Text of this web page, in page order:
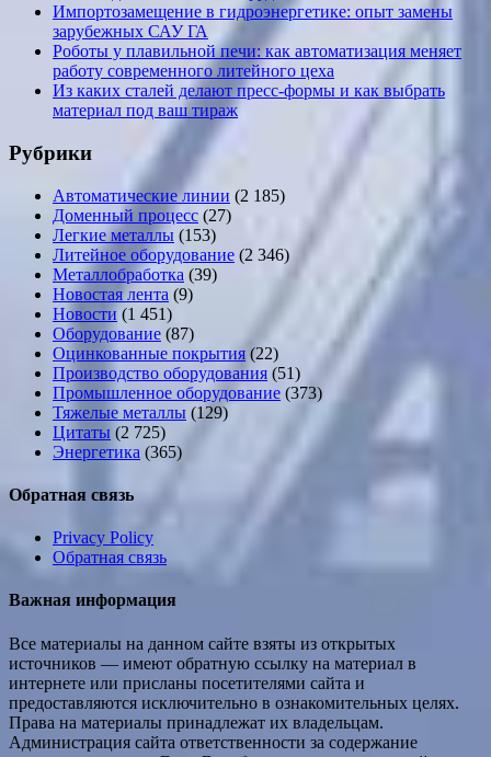
Импортозамещение в гидроэнергетике: опыт замены
зарубежных САУ ГА
Роботы у плавильной печи: как автоматизация меняет
работу современного литейного цеха
Из каких сталей делают пресс-формы и как выбрать
материал под ваш тираж
Рубрики
Автоматические линии (2 185)
Доменный процесс (27)
Легкие металлы (153)
Литейное оборудование (2 346)
Металлобработка (39)
Новостая лента (9)
Новости (1 451)
Оборудование (87)
Оцинкованные покрытия (22)
Производство оборудования (51)
Промышленное оборудование (373)
Тяжелые металлы (129)
Цитаты (2 725)
Энергетика (365)
Обратная связь
Privacy Policy
Обратная связь
Важная информация
Все материалы на данном сайте взяты из открытых
источников — имеют обратную ссылку на материал в
интернете или присланы посетителями сайта и
предоставляются исключительно в ознакомительных целях.
Права на материалы принадлежат их владельцам.
Администрация сайта ответственности за содержание